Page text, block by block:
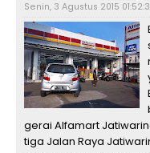
Senin, 3 Agustus 2015
gerai Alfamart
tiga Jalan Raya